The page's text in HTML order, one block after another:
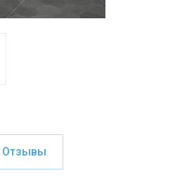
Отзывы